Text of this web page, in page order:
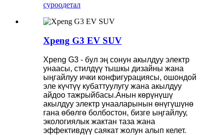
суроодетал
Xpeng G3 EV SUV
Xpeng G3 - бул эң сонун акылдуу электр
унаасы, стилдүү тышкы дизайны жана
ыңгайлуу ички конфигурациясы, ошондой
эле күчтүү кубаттуулугу жана акылдуу
айдоо тажрыйбасы.Анын көрүнүшү
акылдуу электр унааларынын өнүгүшүнө
гана өбөлгө болбостон, бизге ыңгайлуу,
экологиялык жактан таза жана
эффективдүү саякат жолун алып келет.